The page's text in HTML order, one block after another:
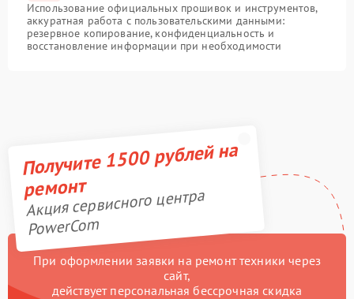
Использование официальных прошивок и инструментов,
аккуратная работа с пользовательскими данными:
резервное копирование, конфиденциальность и
восстановление информации при необходимости
Получите 1500 рублей на
ремонт
Акция сервисного центра
PowerCom
При оформлении заявки на ремонт техники через
сайт,
действует персональная бессрочная скидка